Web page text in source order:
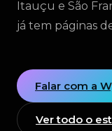
Itauçu e São
já tem páginas
Falar com a
Ver todo o